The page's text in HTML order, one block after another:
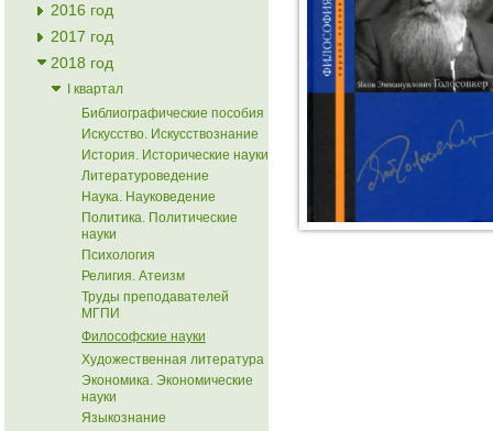
2016 год
2017 год
2018 год
I квартал
Библиографические пособия
Искусство. Искусствознание
История. Исторические науки
Литературоведение
Наука. Науковедение
Политика. Политические
науки
Психология
Религия. Атеизм
Труды преподавателей
МГПИ
Философские науки
Художественная литература
Экономика. Экономические
науки
Языкознание